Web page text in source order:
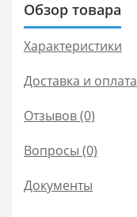
Обзор товара
Характеристики
Доставка и оплата
Отзывов (0)
Вопросы (0)
Документы